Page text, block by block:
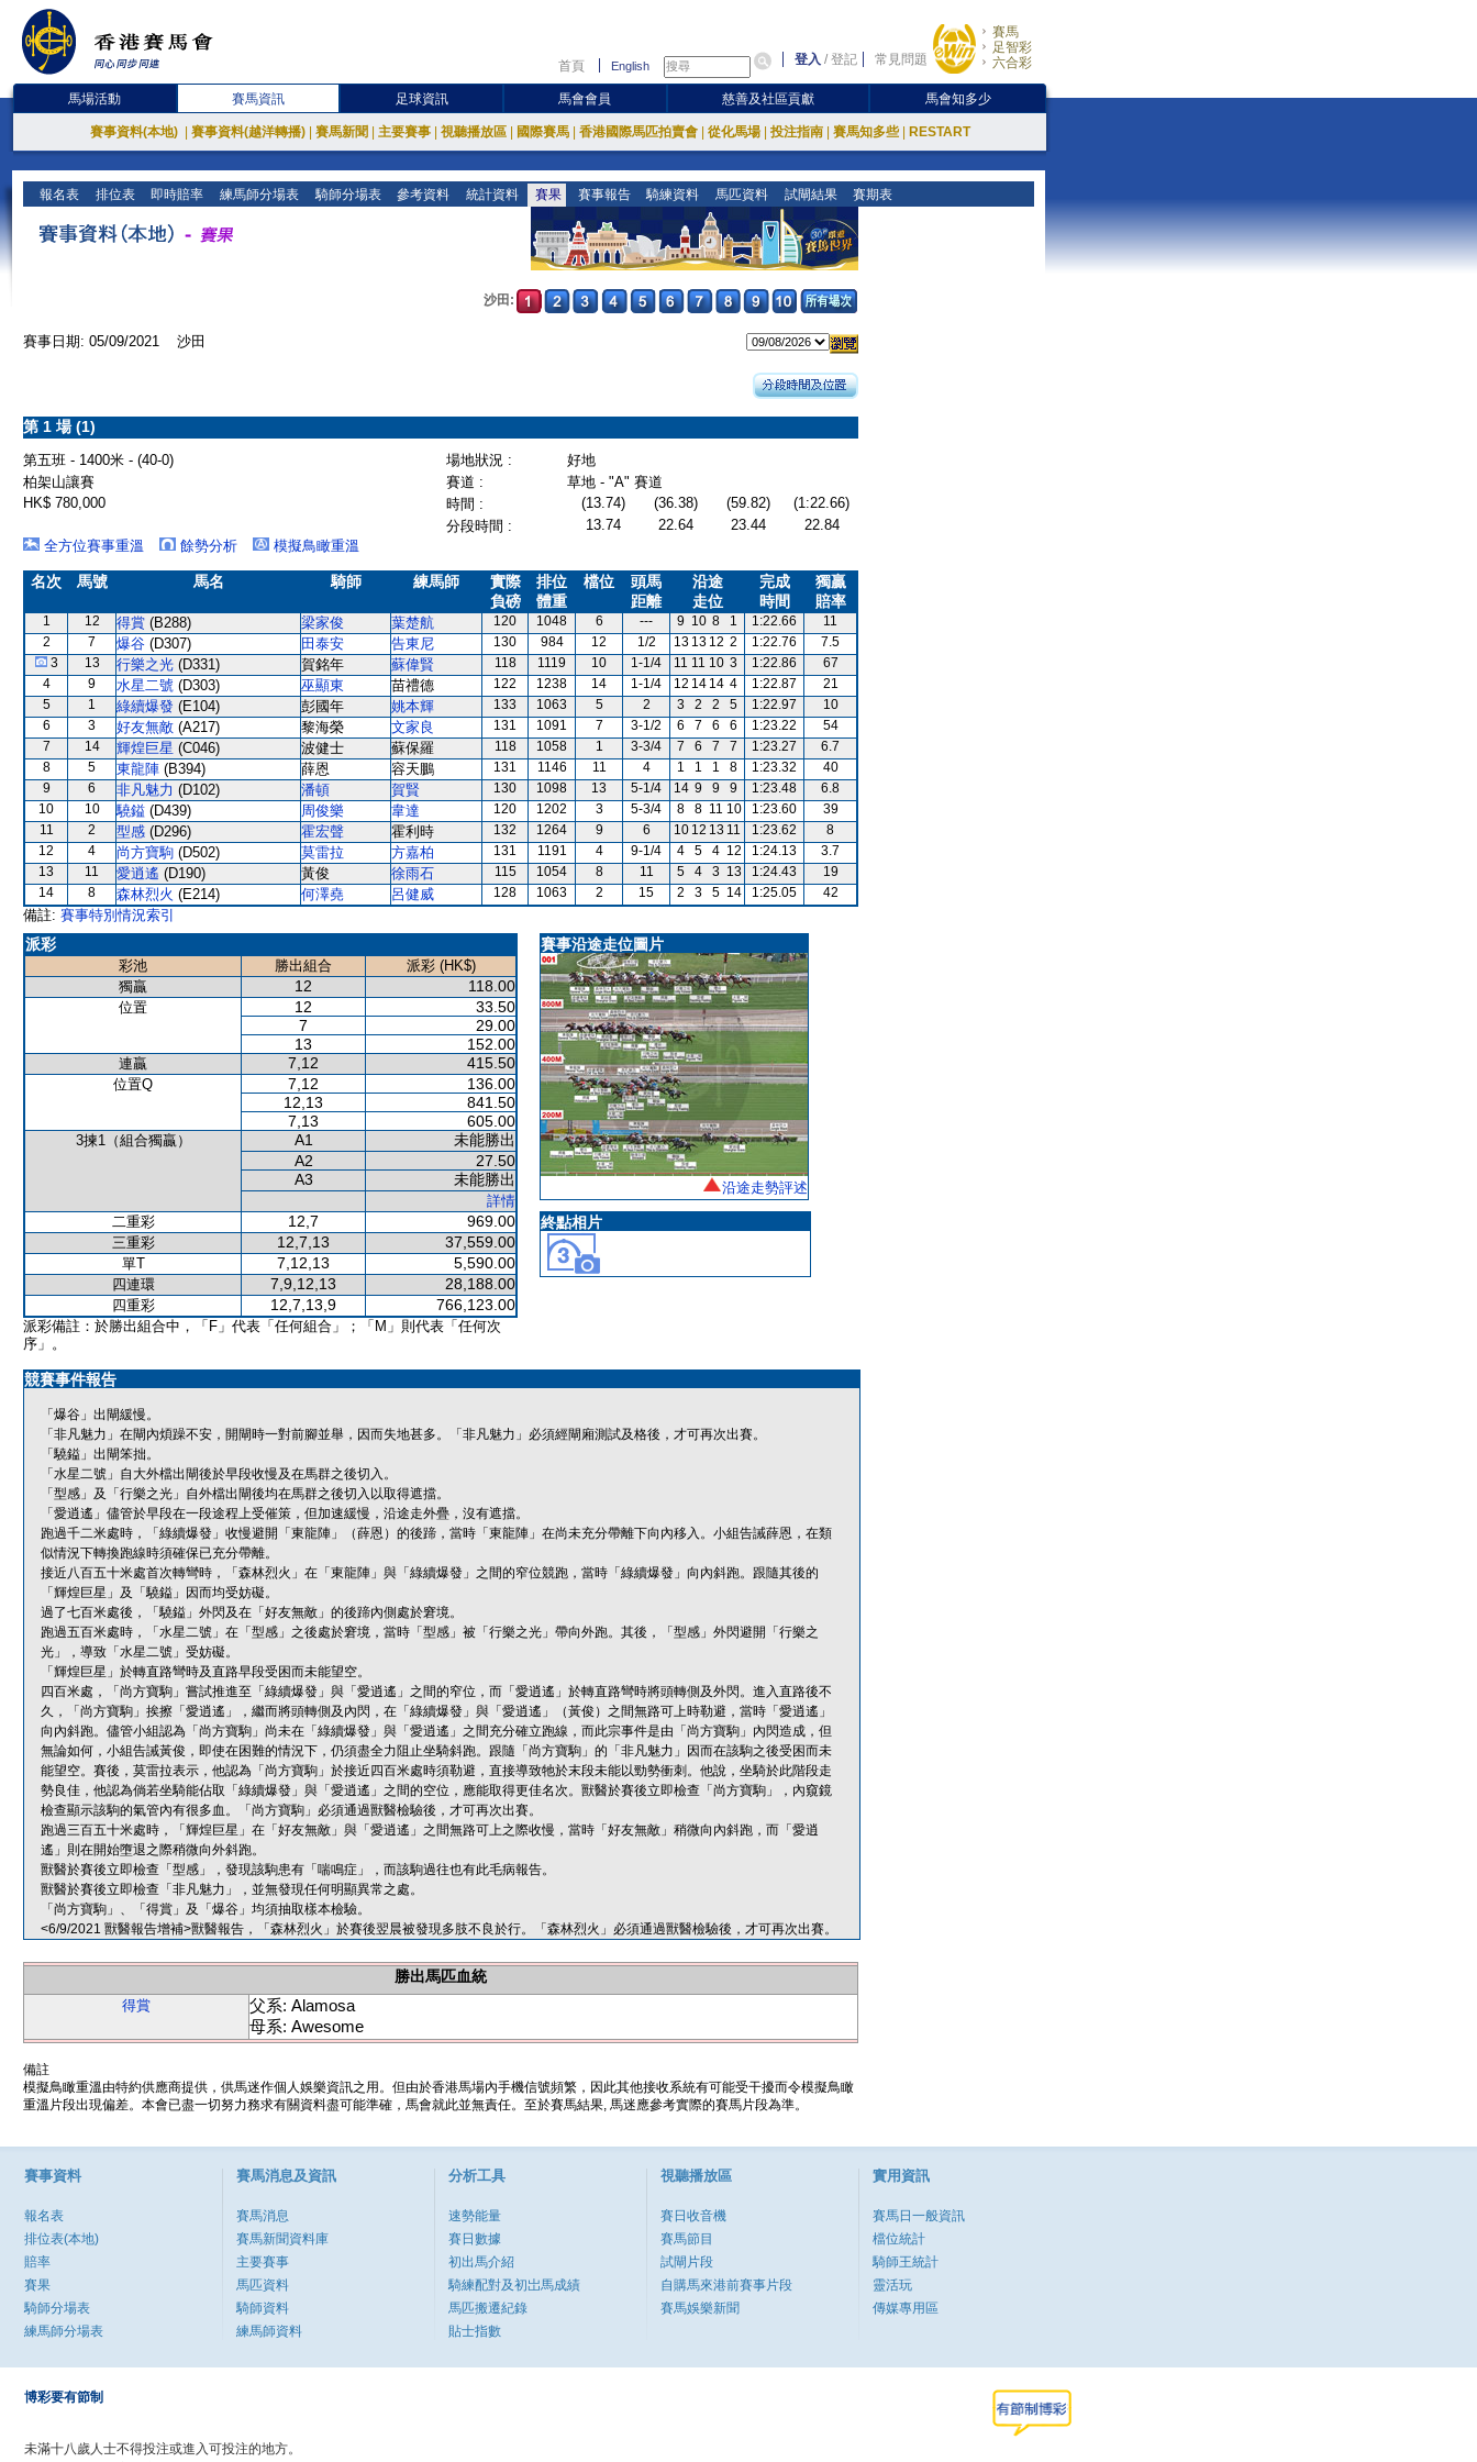
首頁 English 登入 /登記 常見問題
賽馬
足智彩
六合彩
馬場活動 賽馬資訊 足球資訊 馬會會員 慈善及社區貢獻 馬會知多少
賽事資料(本地) 賽事資料(越洋轉播) 賽馬新聞 主要賽事 視聽播放區 國際賽馬 香港國際馬匹拍賣會 從化馬場 投注指南 賽馬知多些 RESTART
報名表 排位表 即時賠率 練馬師分場表 騎師分場表 參考資料 統計資料 賽果 賽事報告 騎練資料 馬匹資料 試閘結果 賽期表
沙田:
賽事日期: 05/09/2021 沙田
第 1 場 (1)
第五班 - 1400米 - (40-0) 場地狀況 :
好地
柏架山讓賽
賽道 :
草地 - "A" 賽道
HK$ 780,000
時間 : (13.74) (36.38) (59.82)
(1:22.66)
分段時間 :
13.74 22.64 23.44
22.84
全方位賽事重溫
餘勢分析 模擬鳥瞰重溫
名次 馬號 馬名 騎師 練馬師
實際
負磅
排位
體重
檔位
頭馬
距離
沿途
走位
完成
時間
獨贏
賠率
1 12 得賞 (B288) 梁家俊 葉楚航 120 1048 6 --- 9 10 8 1 1:22.66
11
2
7 爆谷 (D307) 田泰安 告東尼 130 984 12 1/2 13 13 12 2 1:22.76
7.5
3
13 行樂之光 (D331) 賀銘年 蘇偉賢 118 1119 10 1-1/4 11 11 10 3 1:22.86
67
4
9 水星二號 (D303) 巫顯東 苗禮德 122 1238 14 1-1/4 12 14 14 4 1:22.87
21
5
1 綠續爆發 (E104) 彭國年 姚本輝 133 1063 5 2 3 2 2 5 1:22.97
10
6
3 好友無敵 (A217) 黎海榮 文家良 131 1091 7 3-1/2 6 7 6 6 1:23.22
54
7
14 輝煌巨星 (C046) 波健士 蘇保羅 118 1058 1 3-3/4 7 6 7 7 1:23.27
6.7
8
5 東龍陣 (B394) 薛恩 容天鵬 131 1146 11 4 1 1 1 8 1:23.32
40
9
6 非凡魅力 (D102) 潘頓 賀賢 130 1098 13 5-1/4 14 9 9 9 1:23.48
6.8
10
10 驍鎰 (D439) 周俊樂 韋達 120 1202 3 5-3/4 8 8 11 10 1:23.60
39
11
2 型感 (D296) 霍宏聲 霍利時 132 1264 9 6 10 12 13 11 1:23.62
8
12
4 尚方寶駒 (D502) 莫雷拉 方嘉柏 131 1191 4 9-1/4 4 5 4 12 1:24.13
3.7
13
11 愛逍遙 (D190) 黃俊 徐雨石 115 1054 8 11 5 4 3 13 1:24.43
19
14
8 森林烈火 (E214) 何澤堯 呂健威 128 1063 2 15 2 3 5 14 1:25.05 42
備註: 賽事特別情況索引
派彩
彩池 勝出組合
派彩 (HK$)
獨贏
12 118.00
位置 12
33.50
7
29.00
13
152.00
連贏 7,12 415.50
位置Q 7,12
136.00
12,13
841.50
7,13
605.00
3揀1（組合獨贏） A1
未能勝出
A2
27.50
A3
未能勝出
詳情
二重彩
12,7 969.00
三重彩 12,7,13 37,559.00
單T 7,12,13 5,590.00
四連環 7,9,12,13 28,188.00
四重彩 12,7,13,9 766,123.00
派彩備註：於勝出組合中，「F」代表「任何組合」；「M」則代表「任何次
序」。
賽事沿途走位圖片
沿途走勢評述
終點相片
競賽事件報告
「爆谷」出閘緩慢。
「非凡魅力」在閘內煩躁不安，開閘時一對前腳並舉，因而失地甚多。「非凡魅力」必須經閘廂測試及格後，才可再次出賽。
「驍鎰」出閘笨拙。
「水星二號」自大外檔出閘後於早段收慢及在馬群之後切入。
「型感」及「行樂之光」自外檔出閘後均在馬群之後切入以取得遮擋。
「愛逍遙」儘管於早段在一段途程上受催策，但加速緩慢，沿途走外疊，沒有遮擋。
跑過千二米處時，「綠續爆發」收慢避開「東龍陣」（薛恩）的後蹄，當時「東龍陣」在尚未充分帶離下向內移入。小組告誡薛恩，在類
似情況下轉換跑線時須確保已充分帶離。
接近八百五十米處首次轉彎時，「森林烈火」在「東龍陣」與「綠續爆發」之間的窄位競跑，當時「綠續爆發」向內斜跑。跟隨其後的
「輝煌巨星」及「驍鎰」因而均受妨礙。
過了七百米處後，「驍鎰」外閃及在「好友無敵」的後蹄內側處於窘境。
跑過五百米處時，「水星二號」在「型感」之後處於窘境，當時「型感」被「行樂之光」帶向外跑。其後，「型感」外閃避開「行樂之
光」，導致「水星二號」受妨礙。
「輝煌巨星」於轉直路彎時及直路早段受困而未能望空。
四百米處，「尚方寶駒」嘗試推進至「綠續爆發」與「愛逍遙」之間的窄位，而「愛逍遙」於轉直路彎時將頭轉側及外閃。進入直路後不
久，「尚方寶駒」挨擦「愛逍遙」，繼而將頭轉側及內閃，在「綠續爆發」與「愛逍遙」（黃俊）之間無路可上時勒避，當時「愛逍遙」
向內斜跑。儘管小組認為「尚方寶駒」尚未在「綠續爆發」與「愛逍遙」之間充分確立跑線，而此宗事件是由「尚方寶駒」內閃造成，但
無論如何，小組告誡黃俊，即使在困難的情況下，仍須盡全力阻止坐騎斜跑。跟隨「尚方寶駒」的「非凡魅力」因而在該駒之後受困而未
能望空。賽後，莫雷拉表示，他認為「尚方寶駒」於接近四百米處時須勒避，直接導致牠於末段未能以勁勢衝刺。他說，坐騎於此階段走
勢良佳，他認為倘若坐騎能佔取「綠續爆發」與「愛逍遙」之間的空位，應能取得更佳名次。獸醫於賽後立即檢查「尚方寶駒」，內窺鏡
檢查顯示該駒的氣管內有很多血。「尚方寶駒」必須通過獸醫檢驗後，才可再次出賽。
跑過三百五十米處時，「輝煌巨星」在「好友無敵」與「愛逍遙」之間無路可上之際收慢，當時「好友無敵」稍微向內斜跑，而「愛逍
遙」則在開始墮退之際稍微向外斜跑。
獸醫於賽後立即檢查「型感」，發現該駒患有「喘鳴症」，而該駒過往也有此毛病報告。
獸醫於賽後立即檢查「非凡魅力」，並無發現任何明顯異常之處。
「尚方寶駒」、「得賞」及「爆谷」均須抽取樣本檢驗。
<6/9/2021 獸醫報告增補>獸醫報告，「森林烈火」於賽後翌晨被發現多肢不良於行。「森林烈火」必須通過獸醫檢驗後，才可再次出賽。
勝出馬匹血統
得賞
父系: Alamosa
母系: Awesome
備註
模擬鳥瞰重溫由特約供應商提供，供馬迷作個人娛樂資訊之用。但由於香港馬場內手機信號頻繁，因此其他接收系統有可能受干擾而令模擬鳥瞰
重溫片段出現偏差。本會已盡一切努力務求有關資料盡可能準確，馬會就此並無責任。至於賽馬結果, 馬迷應參考實際的賽馬片段為準。
賽事資料
報名表
排位表(本地)
賠率
賽果
騎師分場表
練馬師分場表
賽馬消息及資訊
賽馬消息
賽馬新聞資料庫
主要賽事
馬匹資料
騎師資料
練馬師資料
分析工具
速勢能量
賽日數據
初出馬介紹
騎練配對及初岀馬成績
馬匹搬遷紀錄
貼士指數
視聽播放區
賽日收音機
賽馬節目
試閘片段
自購馬來港前賽事片段
賽馬娛樂新聞
實用資訊
賽馬日一般資訊
檔位統計
騎師王統計
靈活玩
傳媒專用區
博彩要有節制
未滿十八歲人士不得投注或進入可投注的地方。